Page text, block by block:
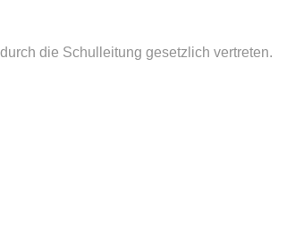
die Schulleitung gesetzlich vertreten.